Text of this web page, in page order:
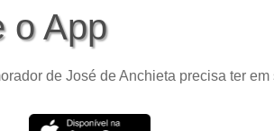
o App
de José de Anchieta precisa ter em